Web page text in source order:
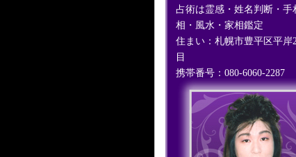
占術は霊感・姓名判断・手
相・風水・家相鑑定
住まい：札幌市豊平区平岸
目
携帯番号：080-6060-2287